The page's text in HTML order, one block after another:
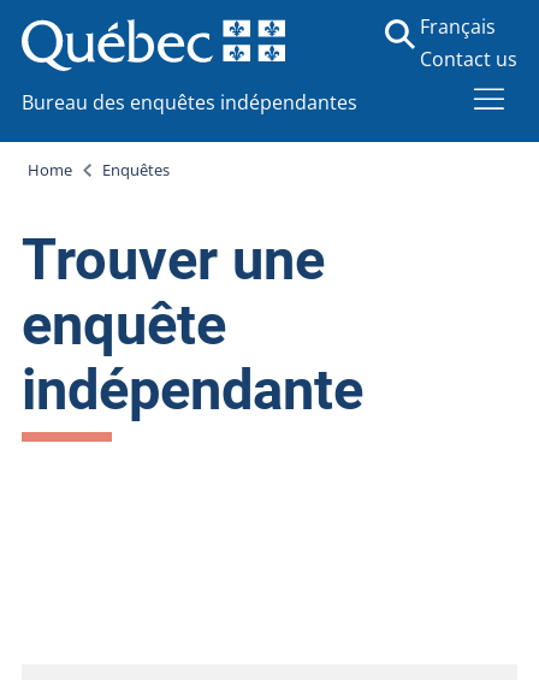
Bureau des enquêtes indépendantes
Français
Contact us
Home Enquêtes
Trouver une
enquête
indépendante